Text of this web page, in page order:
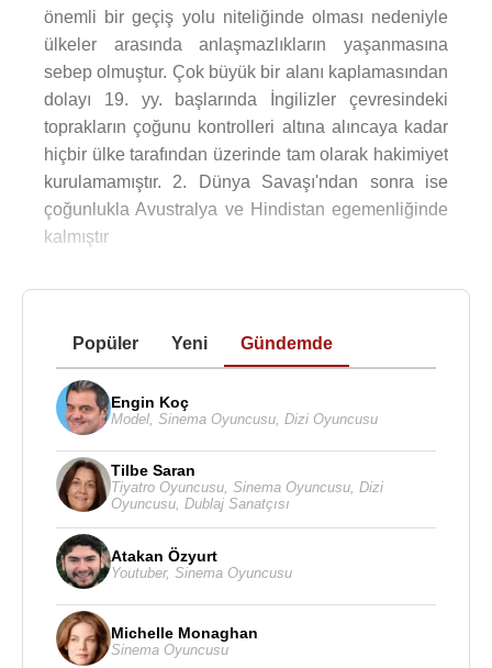
önemli bir geçiş yolu niteliğinde olması nedeniyle
ülkeler arasında anlaşmazlıkların yaşanmasına
sebep olmuştur. Çok büyük bir alanı kaplamasından
dolayı 19. yy. başlarında İngilizler çevresindeki
toprakların çoğunu kontrolleri altına alıncaya kadar
hiçbir ülke tarafından üzerinde tam olarak hakimiyet
kurulamamıştır. 2. Dünya Savaşı'ndan sonra ise
çoğunlukla Avustralya ve Hindistan egemenliğinde
kalmıştır
Popüler Yeni Gündemde
Engin Koç
Model Sinema Oyuncusu Dizi Oyuncusu
Tilbe Saran
Tiyatro Oyuncusu, Sinema Oyuncusu, Dizi
Oyuncusu, Dublaj Sanatçısı
Atakan Özyurt
Youtuber, Sinema Oyuncusu
Michelle Monaghan
Sinema Oyuncusu